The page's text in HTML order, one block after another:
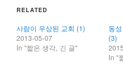
RELATED
사람이 우상된 교회 (1)
2013-05-07
In "짧은 생각, 긴 글"
동
(3)
In "